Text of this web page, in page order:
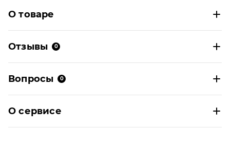
О товаре
Отзывы 0
Вопросы 0
О сервисе